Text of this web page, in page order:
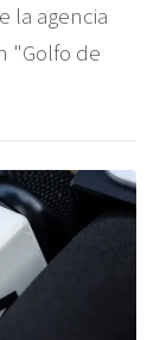
la agencia
"Golfo de